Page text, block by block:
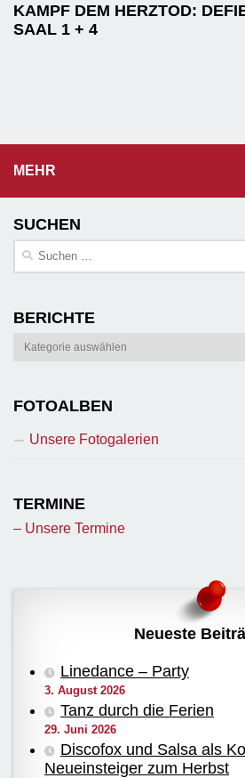
KAMPF DEM HERZTOD:
SAAL 1 + 4
MEHR
SUCHEN
Suchen
BERICHTE
Berichte
FOTOALBEN
Unsere Fotogalerien
TERMINE
– Unsere Termine
Neueste
Linedance – Party
3. August 2026
Tanz durch die Ferien
29. Juni 2026
Discofox und Salsa als
Neueinsteiger zum Herbst